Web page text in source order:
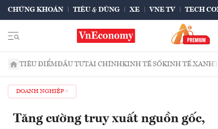
CHỨNG KHOÁN TIÊU & DÙNG XE VNE TV TECH
TIÊU ĐIỂMĐẦU TƯTÀI CHÍNHKINH TẾ SỐKINH TẾ XANH
DOANH NGHIỆP
Tăng cường truy xuất nguồn gốc,